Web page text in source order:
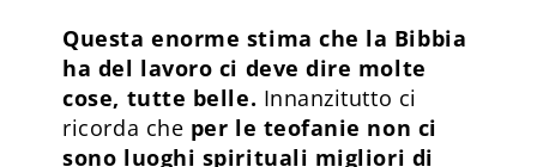
Questa enorme stima che la Bibbia
ha del lavoro ci deve dire molte
cose, tutte belle. Innanzitutto ci
ricorda che per le teofanie non ci
sono luoghi spirituali migliori di